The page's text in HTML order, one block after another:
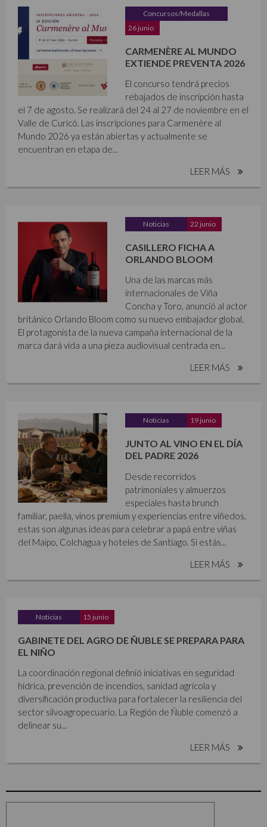
Concursos/Medallas
26 junio
CARMENÈRE AL MUNDO
EXTIENDE PREVENTA 2026
El concurso tendrá precios
rebajados de inscripción hasta
el 7 de agosto. Se realizará del 24 al 27 de noviembre en el
Valle de Curicó. Las inscripciones para Carmenère al
Mundo 2026 ya están abiertas y actualmente se
encuentran en etapa de...
LEER MÁS
Noticias 22 junio
CASILLERO FICHA A
ORLANDO BLOOM
Una de las marcas más
internacionales de Viña
Concha y Toro, anunció al actor
británico Orlando Bloom como su nuevo embajador global.
El protagonista de la nueva campaña internacional de la
marca dará vida a una pieza audiovisual centrada en...
LEER MÁS
Noticias 19 junio
JUNTO AL VINO EN EL DÍA
DEL PADRE 2026
Desde recorridos
patrimoniales y almuerzos
especiales hasta brunch
familiar, paella, vinos premium y experiencias entre viñedos,
estas son algunas ideas para celebrar a papá entre viñas
del Maipo, Colchagua y hoteles de Santiago. Si estás...
LEER MÁS
Noticias 15 junio
GABINETE DEL AGRO DE ÑUBLE SE PREPARA PARA
EL NIÑO
La coordinación regional definió iniciativas en seguridad
hídrica, prevención de incendios, sanidad agrícola y
diversificación productiva para fortalecer la resiliencia del
sector silvoagropecuario. La Región de Ñuble comenzó a
delinear su...
LEER MÁS